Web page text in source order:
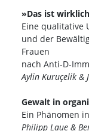
»Das ist
Eine qualitative
und der
Frauen
nach Anti-D-
Aylin Kuruçelik &
Gewalt in
Ein Phänomen
Philipp Laue &